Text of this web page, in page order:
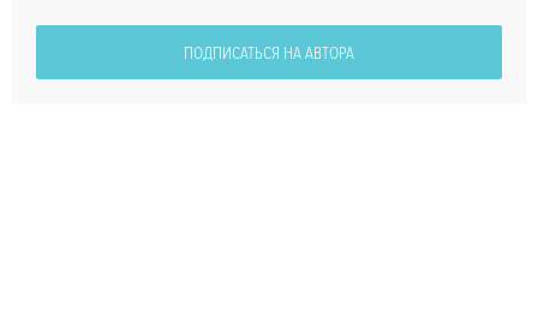
ПОДПИСАТЬСЯ НА АВТОРА